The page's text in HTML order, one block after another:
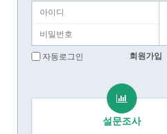
자동로그인 회원가입
설문조사